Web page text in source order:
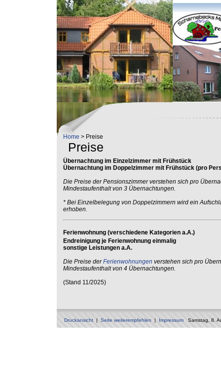
Home > Preise
Preise
Übernachtung im Einzelzimmer mit Frühstück
Übernachtung im Doppelzimmer mit Frühstück (pro
Die Preise der Pensionszimmer verstehen sich pro
Mindestaufenthalt von 3 Übernachtungen.
* Bei Einzelbelegung von Doppelzimmern wird ein
erhoben.
Ferienwohnung (verschiedene Kategorien a.A.)
Endreinigung je Ferienwohnung einmalig
sonstige Leistungen a.A.
Die Preise derFerienwohnungen verstehen sich pro
Mindestaufenthalt von 4 Übernachtungen.
(Stand 11/2025)
Druckansicht | Seite weiterempfehlen | Impressum Samstag, 8.